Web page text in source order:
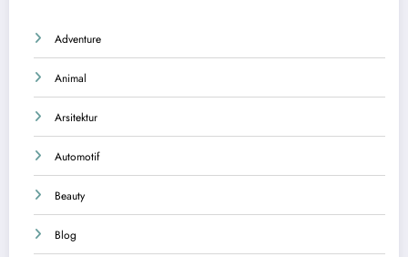
Adventure
Animal
Arsitektur
Automotif
Beauty
Blog